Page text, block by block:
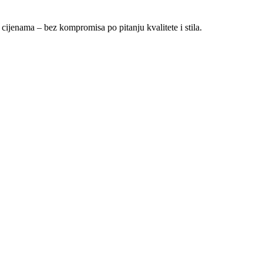
– bez kompromisa po pitanju kvalitete i stila.